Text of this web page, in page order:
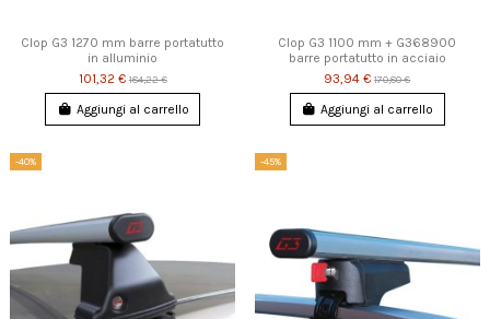
Clop G3 1270 mm barre portatutto
in alluminio
101,32 €184,22 €
Aggiungi al carrello
Clop G3 1100 mm + G368900
barre portatutto in acciaio
93,94 €170,80 €
Aggiungi al carrello
-40% -45%